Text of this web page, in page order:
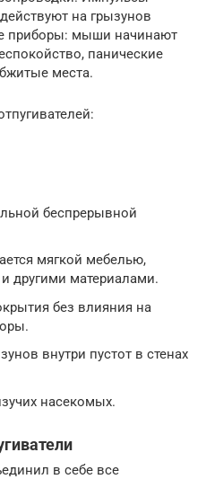
на грызунов
приборы: мыши начинают
панические
места.
беспрерывной
мягкой мебелью,
другими материалами.
без влияния на
внутри пустот в стенах
насекомых.
в себе все